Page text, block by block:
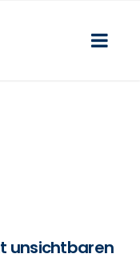
unsichtbaren